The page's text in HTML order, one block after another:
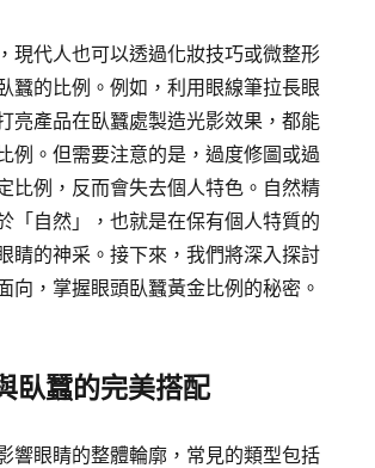
現代人也可以透過化妝技巧或微整形
蠶的比例。例如，利用眼線筆拉長眼
亮產品在臥蠶處製造光影效果，都能
例。但需要注意的是，過度修圖或過
比例，反而會失去個人特色。自然精
「自然」，也就是在保有個人特質的
睛的神采。接下來，我們將深入探討
向，掌握眼頭臥蠶黃金比例的秘密。
臥蠶的完美搭配
響眼睛的整體輪廓，常見的類型包括